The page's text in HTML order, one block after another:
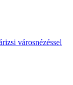
városnézéssel